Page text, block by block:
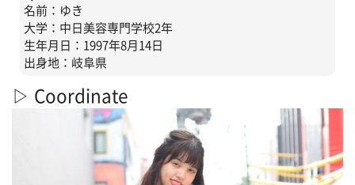
名前：ゆき
大学：中日美容専門学校2年
生年月日：1997年8月14日
出身地：岐阜県
▷ Coordinate